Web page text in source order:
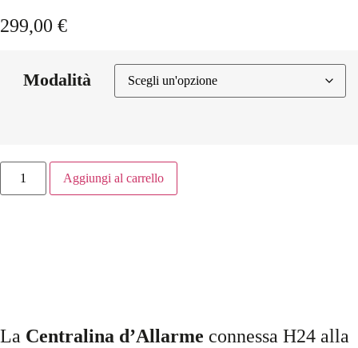
299,00 €
Modalità
Aggiungi al carrello
La Centralina d’Allarme connessa H24 alla